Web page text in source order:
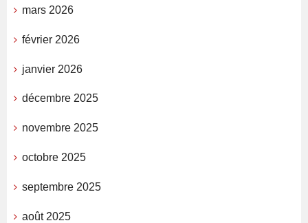
mars 2026
février 2026
janvier 2026
décembre 2025
novembre 2025
octobre 2025
septembre 2025
août 2025